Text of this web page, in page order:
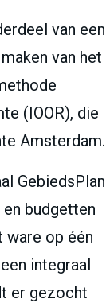
van een
van het
(IOOR), die
Amsterdam.
GebiedsPlan
budgetten
ware op één
integraal
er gezocht